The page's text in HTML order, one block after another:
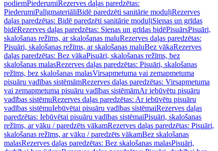
podiemPiederumiRezerves daļas paredzētas:
PiederumiPalīgmateriāliBidē paredzēti sanitārie moduļiRezerves
daļas paredzētas: Bidē paredzēti sanitārie moduļiSienas un grīdas
bidēRezerves daļas paredzētas: Sienas un grīdas bidēPisuārsPisuāri,
skalošanas režīms, ar skalošanas maluRezerves daļas paredzētas:
Pisuāri, skalošanas režīms, ar skalošanas maluBez vākaRezerves
daļas paredzētas: Bez vākaPisuāri, skalošanas režīms, bez
skalošanas malasRezerves daļas paredzētas: Pisuāri, skalošanas
režīms, bez skalošanas malasVirsapmetuma vai zemapmetuma
pisuāru vadības sistēmāmRezerves daļas paredzētas: Virsapmetuma
vai zemapmetuma pisuāru vadības sistēmāmAr iebūvētu pisuāru
vadības sistēmuRezerves daļas paredzētas: Ar iebūvētu pisuāru
vadības sistēmuIebūvētai pisuāru vadības sistēmaiRezerves daļas
paredzētas: Iebūvētai pisuāru vadības sistēmaiPisuāri, skalošanas
režīms, ar vāku / paredzēts vākamRezerves daļas paredzētas: Pisuāri,
skalošanas režīms, ar vāku / paredzēts vākamBez skalošanas
malasRezerves daļas paredzētas: Bez skalošanas malasPisuāri,